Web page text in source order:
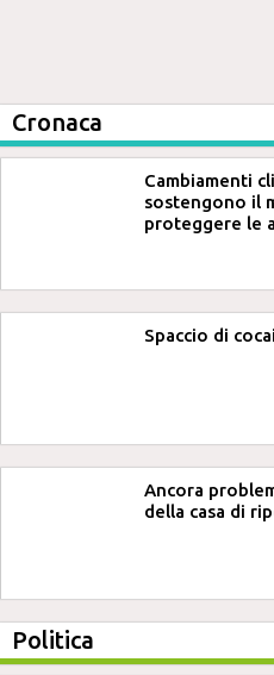
Cronaca
Cambiamenti
sostengono il
proteggere le
Spaccio di
Ancora
della casa di
Politica